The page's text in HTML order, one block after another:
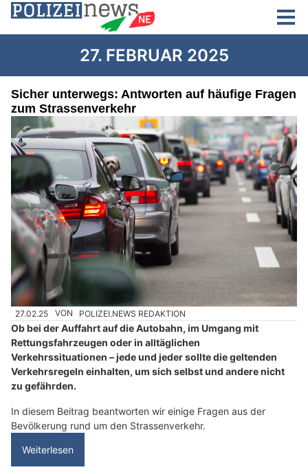
27. FEBRUAR 2025
Sicher unterwegs: Antworten auf häufige Fragen
zum Strassenverkehr
27.02.25 VON POLIZEI.NEWS REDAKTION
Ob bei der Auffahrt auf die Autobahn, im Umgang mit
Rettungsfahrzeugen oder in alltäglichen
Verkehrssituationen – jede und jeder sollte die geltenden
Verkehrsregeln einhalten, um sich selbst und andere nicht
zu gefährden.
In diesem Beitrag beantworten wir einige Fragen aus der
Bevölkerung rund um den Strassenverkehr.
Weiterlesen